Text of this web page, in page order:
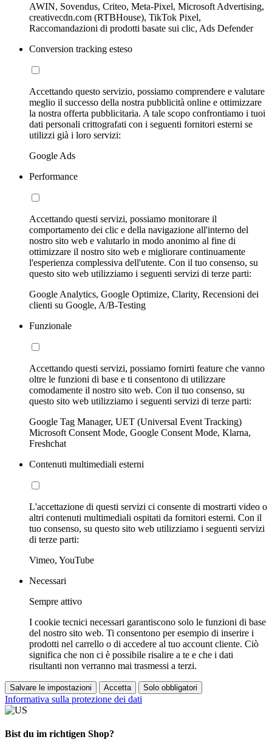
AWIN, Sovendus, Criteo, Meta-Pixel, Microsoft Advertising,
creativecdn.com (RTBHouse), TikTok Pixel,
Raccomandazioni di prodotti basate sui clic, Ads Defender
Conversion tracking esteso
Accettando questo servizio, possiamo comprendere e valutare
meglio il successo della nostra pubblicità online e ottimizzare
la nostra offerta pubblicitaria. A tale scopo confrontiamo i tuoi
dati personali crittografati con i seguenti fornitori esterni se
utilizzi già i loro servizi:
Google Ads
Performance
Accettando questi servizi, possiamo monitorare il
comportamento dei clic e della navigazione all'interno del
nostro sito web e valutarlo in modo anonimo al fine di
ottimizzare il nostro sito web e migliorare continuamente
l'esperienza complessiva dell'utente. Con il tuo consenso, su
questo sito web utilizziamo i seguenti servizi di terze parti:
Google Analytics, Google Optimize, Clarity, Recensioni dei
clienti su Google, A/B-Testing
Funzionale
Accettando questi servizi, possiamo fornirti feature che vanno
oltre le funzioni di base e ti consentono di utilizzare
comodamente il nostro sito web. Con il tuo consenso, su
questo sito web utilizziamo i seguenti servizi di terze parti:
Google Tag Manager, UET (Universal Event Tracking)
Microsoft Consent Mode, Google Consent Mode, Klarna,
Freshchat
Contenuti multimediali esterni
L'accettazione di questi servizi ci consente di mostrarti video o
altri contenuti multimediali ospitati da fornitori esterni. Con il
tuo consenso, su questo sito web utilizziamo i seguenti servizi
di terze parti:
Vimeo, YouTube
Necessari
Sempre attivo
I cookie tecnici necessari garantiscono solo le funzioni di base
del nostro sito web. Ti consentono per esempio di inserire i
prodotti nel carrello o di accedere al tuo account cliente. Ciò
significa che non ci è possibile risalire a te e che i dati
risultanti non verranno mai trasmessi a terzi.
Salvare le impostazioni Accetta Solo obbligatori
Informativa sulla protezione dei dati
Bist du im richtigen Shop?